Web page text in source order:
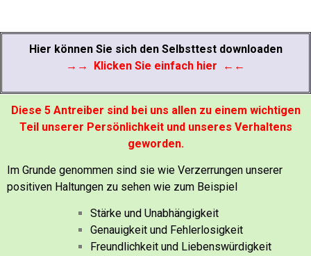
Hier können Sie sich den Selbsttest downloaden
→→ Klicken Sie einfach hier ←←
Diese 5 Antreiber sind bei uns allen zu einem wichtigen
Teil unserer Persönlichkeit und unseres Verhaltens
geworden.
Im Grunde genommen sind sie wie Verzerrungen unserer
positiven Haltungen zu sehen wie zum Beispiel
Stärke und Unabhängigkeit
Genauigkeit und Fehlerlosigkeit
Freundlichkeit und Liebenswürdigkeit